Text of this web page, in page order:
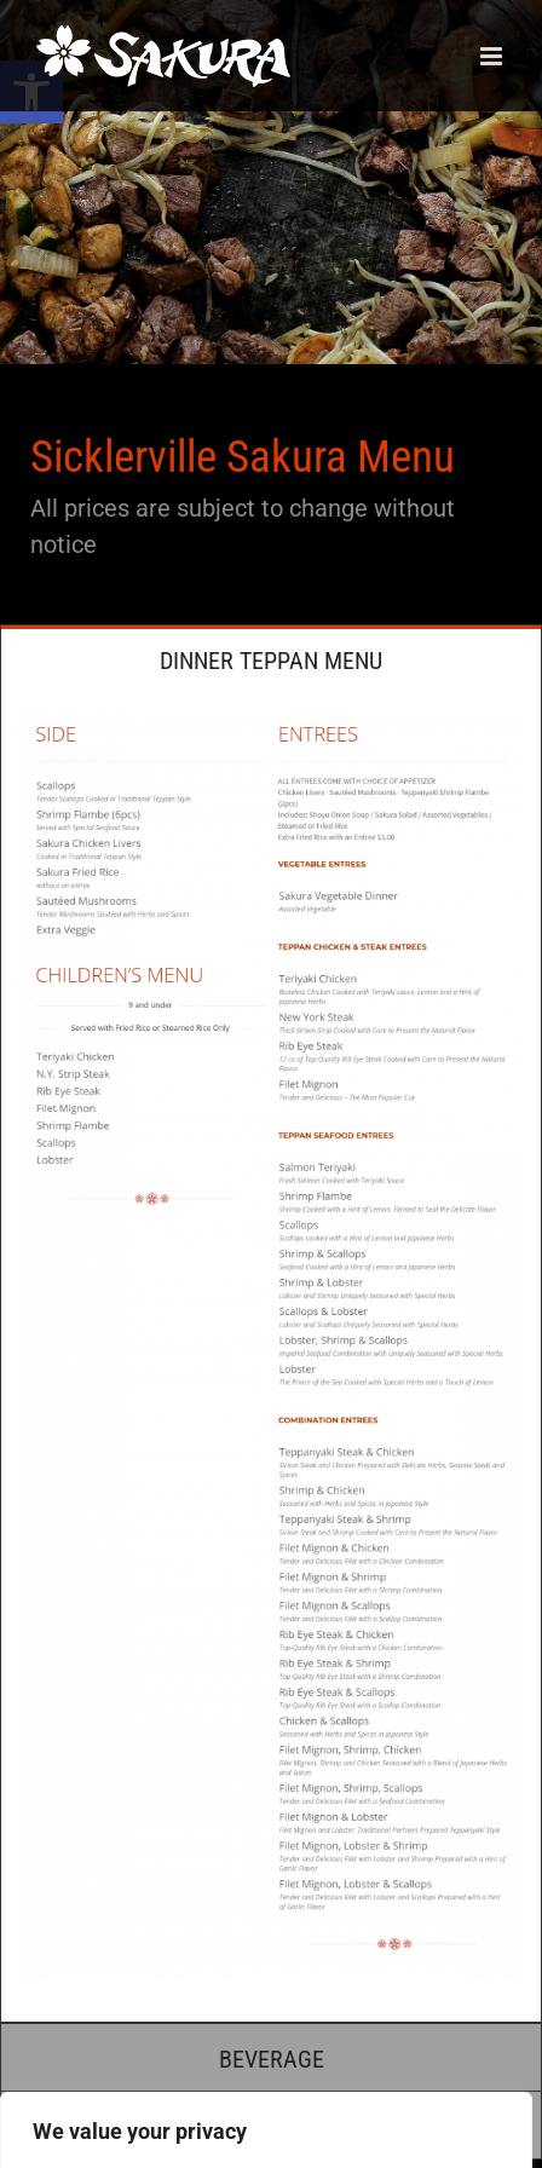
Open toolbar
We value your privacy
Skip
content
Sicklerville Sakura Menu
All prices are subject to change without
notice
japán konyha találkozik a modern fine dininggal. A
séfjeik felejthetetlen látványt nyújtanak: sistergő steak,
omlós sushi és ízletes tempura, amelyektől még többet
fog kívánni. A Sakura Steakhouse tökéletes azok
számára, akik értékelik a nagyszerű ételeket, ahogy a
kaszinó is ideális úti cél azok számára, akik élvezik a
kifinomult játékélményt. A Weiss, amely elsőrangú
online kaszinóélményéről ismert, magas mércét állít fel,
akárcsak a Sakura a gasztronómiai kínálatával. Az élő
osztós játékok, nyerőgépek és kártyajátékok bőséges
választékával a Weiss ugyanazt a felemelő élményt és
változatosságot nyújtja, mint a Sakura kiterjedt étlapja.
Aweiss casino
Sakura részletes étlapjáról való rendelés - mindezt a
felhasználói élmény fokozása érdekében tervezték. Akár
egy Sakura asztalnál ülve kóstolgatja híres Teppanyaki
ételeiket, akár egy Weiss játék izgalmában merül el,
garantáltan emlékezetes élményben lesz része. Mind a
Sakura, mind a Kaszinó arra törekszik, hogy felülmúlja
az elvárásokat, kiemelkedő, egyedi élményt nyújtva
vendégeinek; az egyik a gasztronómiai kifinomultságot,
a másik a szórakoztatást és a felhasználói interakciót
helyezi előtérbe. Szóval miért ne élvezné mindkét világ
legjavát egy siklerville-i Sakura étteremben elfogyasztva
étkezést, majd egy Weiss játékkal lazítva?
DINNER TEPPAN MENU
BEVERAGE
SUSHI MENU